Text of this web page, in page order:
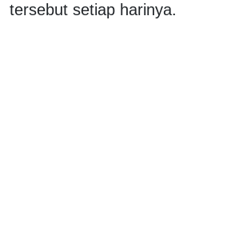
tersebut setiap harinya.